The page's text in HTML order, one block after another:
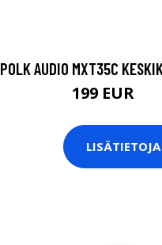
POLK AUDIO MXT35C
199 EUR
LISÄTIETOJA